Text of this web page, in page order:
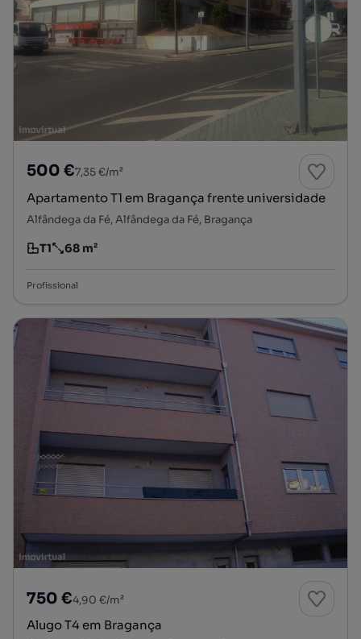
500 €7,35 €/m²
Apartamento T1 em Bragança frente universidade
Alfândega da Fé, Alfândega da Fé, Bragança
Tipologia
T1
Preço por metro quadrado
68 m²
Profissional
750 €4,90 €/m²
Alugo T4 em Bragança